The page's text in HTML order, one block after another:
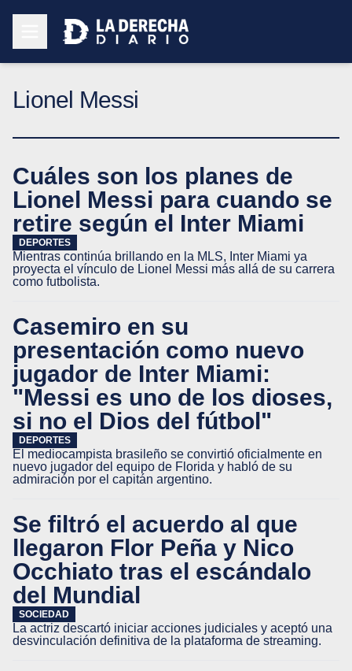
Lionel Messi
Cuáles son los planes de
Lionel Messi para cuando se
retire según el Inter Miami
DEPORTES
Mientras continúa brillando en la MLS, Inter Miami ya
proyecta el vínculo de Lionel Messi más allá de su carrera
como futbolista.
Casemiro en su
presentación como nuevo
jugador de Inter Miami:
"Messi es uno de los dioses,
si no el Dios del fútbol"
DEPORTES
El mediocampista brasileño se convirtió oficialmente en
nuevo jugador del equipo de Florida y habló de su
admiración por el capitán argentino.
Se filtró el acuerdo al que
llegaron Flor Peña y Nico
Occhiato tras el escándalo
del Mundial
SOCIEDAD
La actriz descartó iniciar acciones judiciales y aceptó una
desvinculación definitiva de la plataforma de streaming.